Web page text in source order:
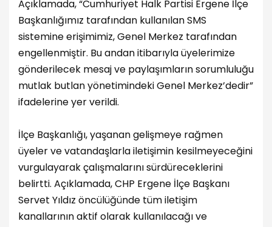
Açıklamada, “Cumhuriyet Halk Partisi Ergene İlçe
Başkanlığımız tarafından kullanılan SMS
sistemine erişimimiz, Genel Merkez tarafından
engellenmiştir. Bu andan itibarıyla üyelerimize
gönderilecek mesaj ve paylaşımların sorumluluğu
mutlak butlan yönetimindeki Genel Merkez’dedir”
ifadelerine yer verildi.
İlçe Başkanlığı, yaşanan gelişmeye rağmen
üyeler ve vatandaşlarla iletişimin kesilmeyeceğini
vurgulayarak çalışmalarını sürdüreceklerini
belirtti. Açıklamada, CHP Ergene İlçe Başkanı
Servet Yıldız öncülüğünde tüm iletişim
kanallarının aktif olarak kullanılacağı ve